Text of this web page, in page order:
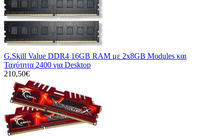
G.Skill Value DDR4 16GB RAM με 2x8GB Modules και
Ταχύτητα 2400 για Desktop
210,50€